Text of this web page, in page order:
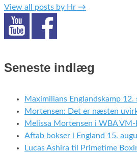
View all posts by Hr →
Seneste indlæg
Maximilians Englandskamp
Mortensen: Det er næsten
Melissa Mortensen i WBA
Aftab bokser i England 15.
Lucas Ashira til Primetime